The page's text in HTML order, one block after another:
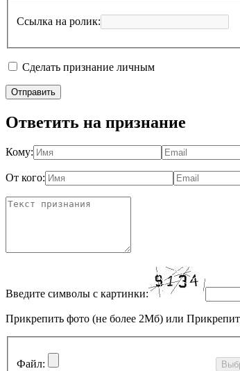
Ссылка на ролик:
Сделать признание личным
Ответить на признание
Кому:
От кого:
Введите символы с картинки:
Прикрепить фото (не более 2Мб) или
Файл: